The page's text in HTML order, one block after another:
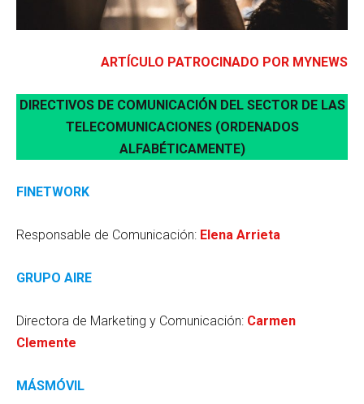
ARTÍCULO PATROCINADO POR MYNEWS
DIRECTIVOS DE COMUNICACIÓN DEL SECTOR DE LAS
TELECOMUNICACIONES (ORDENADOS
ALFABÉTICAMENTE)
FINETWORK
Responsable de Comunicación: Elena Arrieta
GRUPO AIRE
Directora de Marketing y Comunicación: Carmen
Clemente
MÁSMÓVIL